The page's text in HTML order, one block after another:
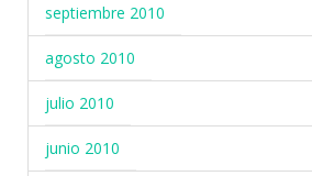
septiembre 2010
agosto 2010
julio 2010
junio 2010